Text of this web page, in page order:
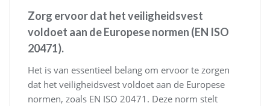
Zorg ervoor dat het veiligheidsvest
voldoet aan de Europese normen (EN ISO
20471).
Het is van essentieel belang om ervoor te zorgen
dat het veiligheidsvest voldoet aan de Europese
normen, zoals EN ISO 20471. Deze norm stelt